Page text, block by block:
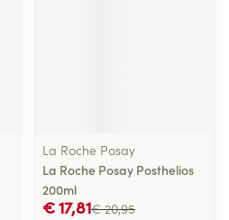
La Roche Posay
La Roche Posay Posthelios
200ml
€ 20,95
€ 17,81